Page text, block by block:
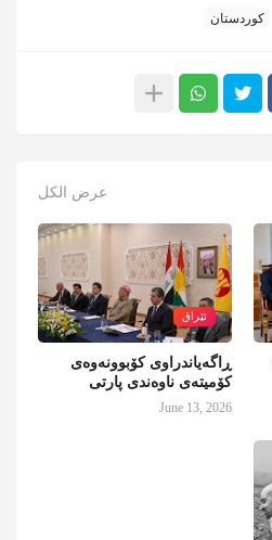
کوردستان
عرض الكل
ئێراق
ڕاگەیاندراوی کۆبوونەوەی
کۆمیتەی ناوەندی پارتی
June 13, 2026